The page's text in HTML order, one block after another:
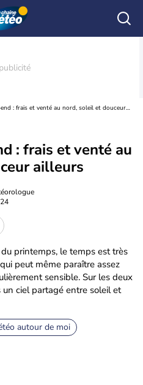
Météo du week-end : frais et venté au nord, soleil et douceur ailleurs
: frais et venté au
ailleurs
printemps, le temps est très
peut même paraître assez
sensible. Sur les deux
ciel partagé entre soleil et
autour de moi